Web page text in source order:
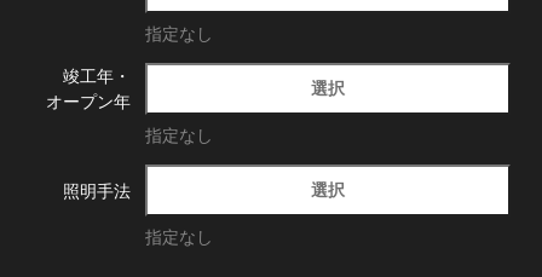
指定なし
竣工年・
オープン年
選択
指定なし
照明手法 選択
指定なし